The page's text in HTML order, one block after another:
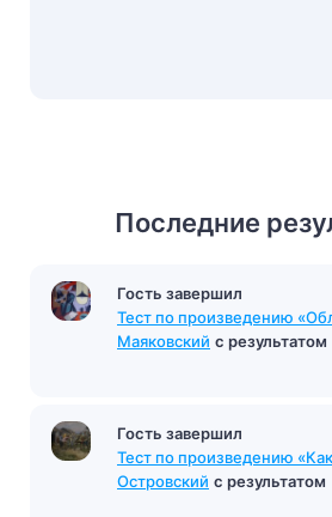
Последние
Гость завершил
Тест по произведению
Маяковский с результатом
Гость завершил
Тест по произведению
Островский с результатом